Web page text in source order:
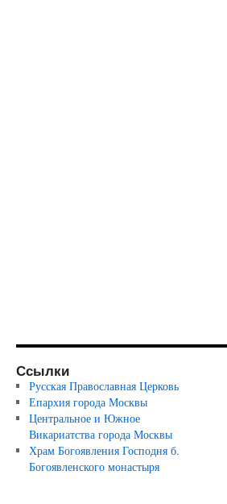
Ссылки
Русская Православная Церковь
Епархия города Москвы
Центральное и Южное
Викариатства города Москвы
Храм Богоявления Господня б.
Богоявленского монастыря